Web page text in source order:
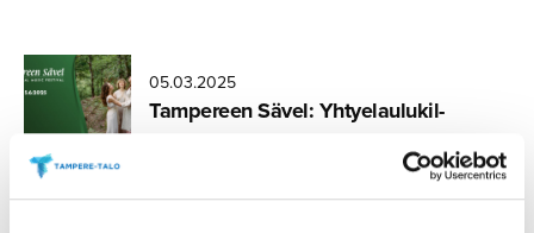
05.03.2025
Tampereen Sävel: Yhtyelau­lu­kil­